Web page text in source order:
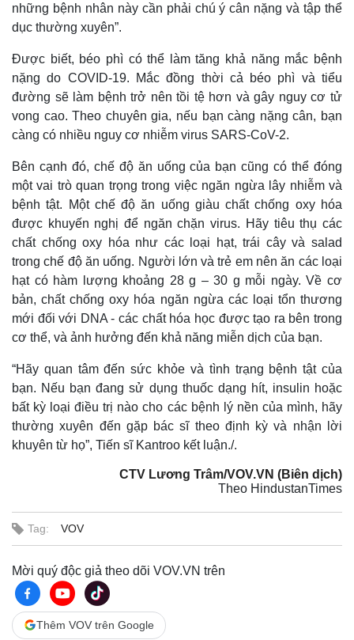
Thế giới
Quan sát
Cuộc sống đó đây
Hồ sơ
Multimedia
Video
Ảnh
E-Magazine
những bệnh nhân này cần phải chú ý cân nặng và tập thể
dục thường xuyên”.
Được biết, béo phì có thể làm tăng khả năng mắc bệnh
nặng do COVID-19. Mắc đồng thời cả béo phì và tiểu
đường sẽ làm bệnh trở nên tồi tệ hơn và gây nguy cơ tử
vong cao. Theo chuyên gia, nếu bạn càng nặng cân, bạn
càng có nhiều nguy cơ nhiễm virus SARS-CoV-2.
Bên cạnh đó, chế độ ăn uống của bạn cũng có thể đóng
một vai trò quan trọng trong việc ngăn ngừa lây nhiễm và
bệnh tật. Một chế độ ăn uống giàu chất chống oxy hóa
được khuyến nghị để ngăn chặn virus. Hãy tiêu thụ các
chất chống oxy hóa như các loại hạt, trái cây và salad
trong chế độ ăn uống. Người lớn và trẻ em nên ăn các loại
hạt có hàm lượng khoảng 28 g – 30 g mỗi ngày. Về cơ
bản, chất chống oxy hóa ngăn ngừa các loại tổn thương
mới đối với DNA - các chất hóa học được tạo ra bên trong
cơ thể, và ảnh hưởng đến khả năng miễn dịch của bạn.
“Hãy quan tâm đến sức khỏe và tình trạng bệnh tật của
bạn. Nếu bạn đang sử dụng thuốc dạng hít, insulin hoặc
bất kỳ loại điều trị nào cho các bệnh lý nền của mình, hãy
thường xuyên đến gặp bác sĩ theo định kỳ và nhận lời
khuyên từ họ”, Tiến sĩ Kantroo kết luận./.
CTV Lương Trâm/VOV.VN (Biên dịch)
Theo HindustanTimes
Tag: VOV
Mời quý độc giả theo dõi VOV.VN trên
Thêm VOV trên Google